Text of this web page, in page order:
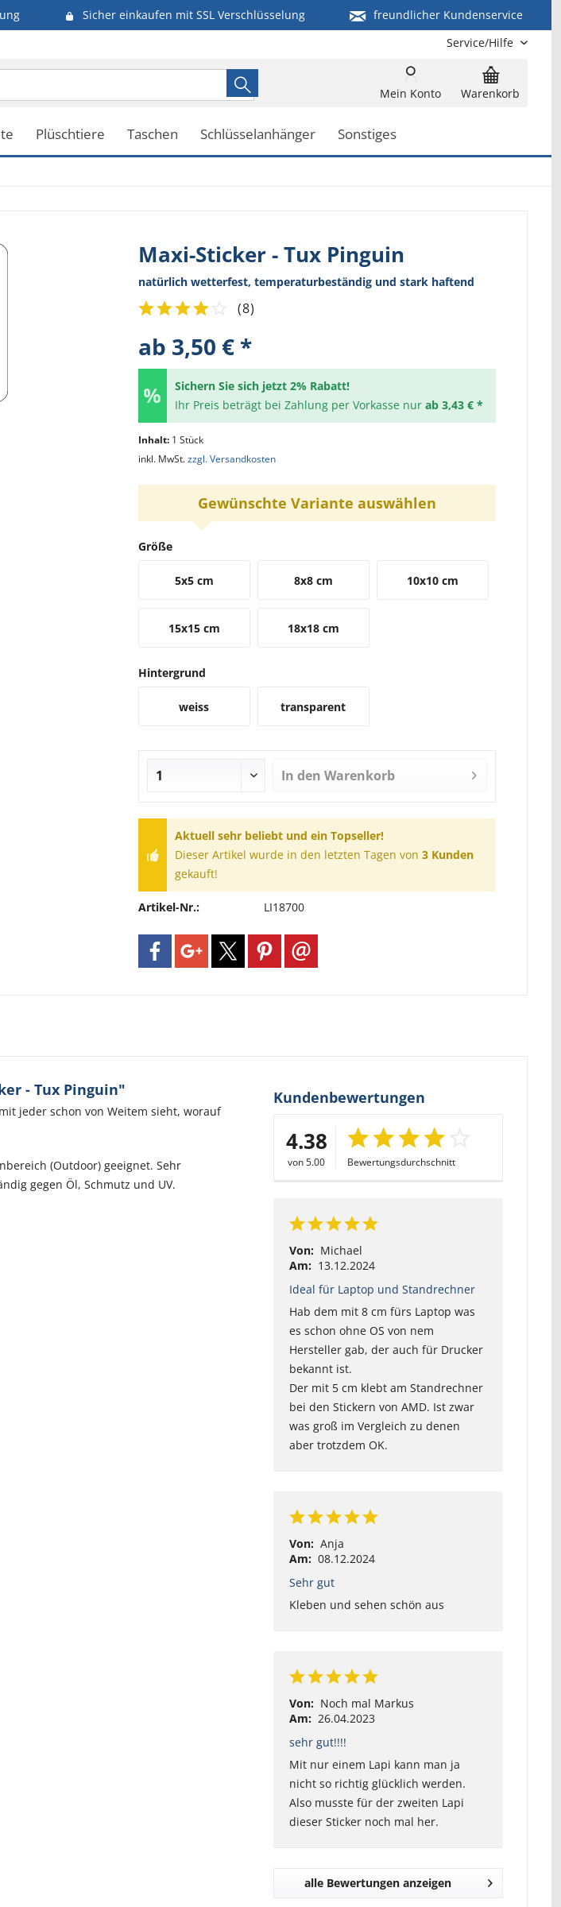
Sicher einkaufen mit SSL Verschlüsselung
freundlicher Kundenservice
Service/Hilfe
Warenkorb
Mein Konto
Plüschtiere Taschen Schlüsselanhänger Sonstiges
Maxi-Sticker - Tux Pinguin
natürlich wetterfest, temperaturbeständig und stark haftend
(8)
ab 3,50 € *
Sichern Sie sich jetzt 2% Rabatt!
Ihr Preis beträgt bei Zahlung per Vorkasse nur ab 3,43 € *
Inhalt: 1 Stück
inkl. MwSt.zzgl. Versandkosten
Gewünschte Variante auswählen
Größe
5x5 cm 8x8 cm 10x10 cm
15x15 cm 18x18 cm
Hintergrund
weiss transparent
In den Warenkorb
Aktuell sehr beliebt und ein Topseller!
Dieser Artikel wurde in den letzten Tagen von 3 Kunden
gekauft!
Artikel-Nr.: LI18700
- Tux Pinguin"
jeder schon von Weitem sieht, worauf
(Outdoor) geeignet. Sehr
gegen Öl, Schmutz und UV.
Kundenbewertungen
4.38
von 5.00 Bewertungsdurchschnitt
Von: Michael
Am: 13.12.2024
Ideal für Laptop und Standrechner
Hab dem mit 8 cm fürs Laptop was
es schon ohne OS von nem
Hersteller gab, der auch für Drucker
bekannt ist.
Der mit 5 cm klebt am Standrechner
bei den Stickern von AMD. Ist zwar
was groß im Vergleich zu denen
aber trotzdem OK.
Von: Anja
Am: 08.12.2024
Sehr gut
Kleben und sehen schön aus
Von: Noch mal Markus
Am: 26.04.2023
sehr gut!!!!
Mit nur einem Lapi kann man ja
nicht so richtig glücklich werden.
Also musste für der zweiten Lapi
dieser Sticker noch mal her.
alle Bewertungen anzeigen